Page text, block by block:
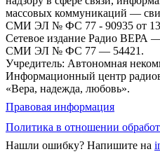
массовых коммуникаций —
СМИ ЭЛ № ФС 77 - 90935 от
Сетевое издание Радио ВЕРА —
СМИ ЭЛ № ФС 77 — 54421.
Учредитель: Автономная
Информационный центр
«Вера, надежда, любовь».
Правовая информация
Политика в отношении
Нашли ошибку? Напишите на